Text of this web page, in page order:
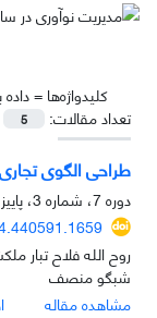
کلیدواژه‌ها =داده
تعداد مقالات:
5
طراحی الگوی
دوره 7، شماره 3، پاییز 1403، صفحه
روح الله فلاح تبار
شبگو منصف
مشاهده مقاله